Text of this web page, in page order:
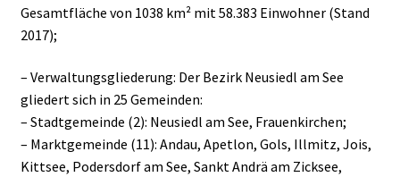
Gesamtfläche von 1038 km² mit 58.383 Einwohner (Stand
2017);
– Verwaltungsgliederung: Der Bezirk Neusiedl am See
gliedert sich in 25 Gemeinden:
– Stadtgemeinde (2): Neusiedl am See, Frauenkirchen;
– Marktgemeinde (11): Andau, Apetlon, Gols, Illmitz, Jois,
Kittsee, Podersdorf am See, Sankt Andrä am Zicksee,